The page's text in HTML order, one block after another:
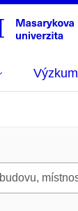
Výzkum